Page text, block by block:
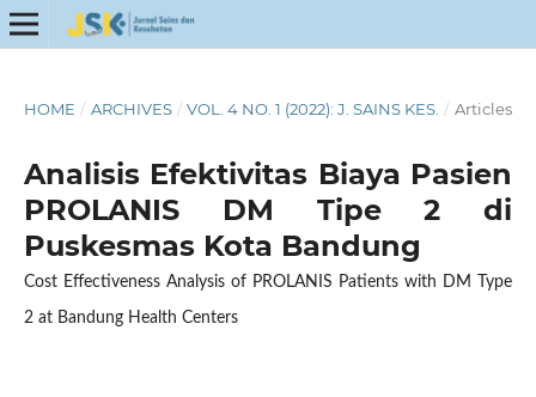
HOME / ARCHIVES / VOL. 4 NO. 1 (2022): J. SAINS KES. / Articles
Analisis Efektivitas Biaya Pasien
PROLANIS DM Tipe 2 di
Puskesmas Kota Bandung
Cost Effectiveness Analysis of PROLANIS Patients with DM Type
2 at Bandung Health Centers